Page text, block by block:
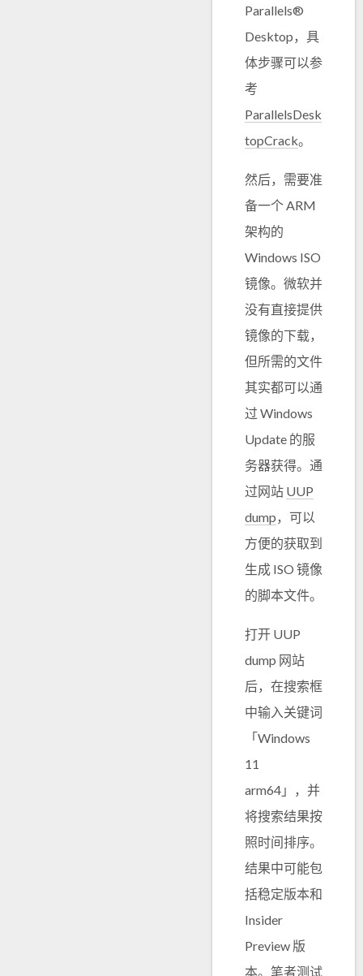
Parallels®
Desktop，具
体步骤可以参
考
ParallelsDesk
topCrack。
然后，需要准
备一个 ARM
架构的
Windows ISO
镜像。微软并
没有直接提供
镜像的下载，
但所需的文件
其实都可以通
过 Windows
Update 的服
务器获得。通
过网站 UUP
dump，可以
方便的获取到
生成 ISO 镜像
的脚本文件。
打开 UUP
dump 网站
后，在搜索框
中输入关键词
「Windows
11
arm64」，并
将搜索结果按
照时间排序。
结果中可能包
括稳定版本和
Insider
Preview 版
本。笔者测试